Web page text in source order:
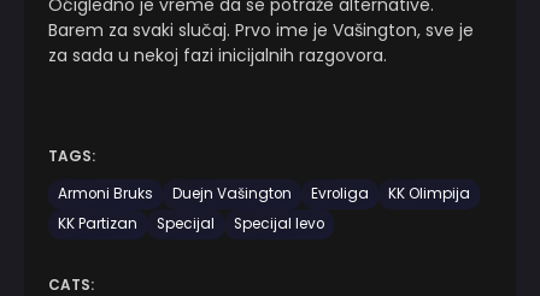
Oćigledno je vreme da se potraže alternative.
Barem za svaki slučaj. Prvo ime je Vašington, sve je
za sada u nekoj fazi inicijalnih razgovora.
TAGS:
Armoni Bruks
Duejn Vašington Evroliga
KK Olimpija
KK Partizan
Specijal Specijal levo
CATS: